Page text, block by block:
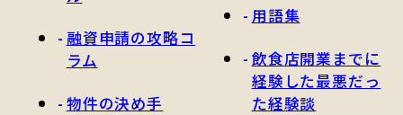
融資申請の攻略コ
ラム
物件の決め手
用語集
飲食店開業までに
経験した最悪だっ
た経験談